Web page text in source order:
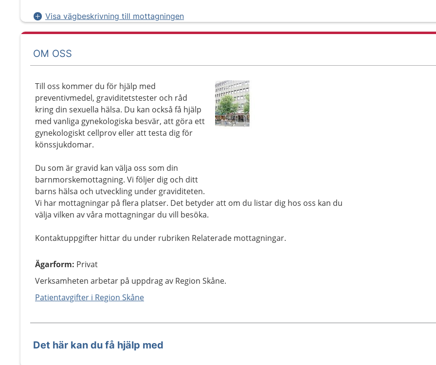
Visa vägbeskrivning till mottagningen
OM OSS
Till oss kommer du för hjälp med
preventivmedel, graviditetstester och råd
kring din sexuella hälsa. Du kan också få hjälp
med vanliga gynekologiska besvär, att göra ett
gynekologiskt cellprov eller att testa dig för
könssjukdomar.
Du som är gravid kan välja oss som din
barnmorskemottagning. Vi följer dig och ditt
barns hälsa och utveckling under graviditeten.
Vi har mottagningar på flera platser. Det betyder att om du listar dig hos oss kan du
välja vilken av våra mottagningar du vill besöka.
Kontaktuppgifter hittar du under rubriken Relaterade mottagningar.
Ägarform: Privat
Verksamheten arbetar på uppdrag av Region Skåne.
Patientavgifter i Region Skåne
Det här kan du få hjälp med